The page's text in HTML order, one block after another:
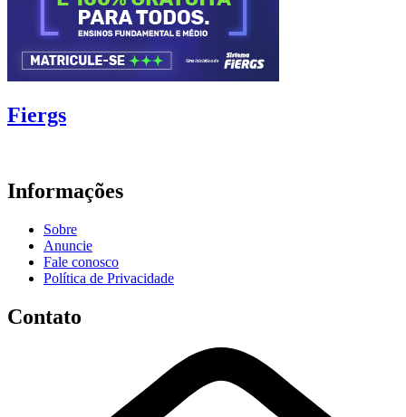
Fiergs
Informações
Sobre
Anuncie
Fale conosco
Política de Privacidade
Contato